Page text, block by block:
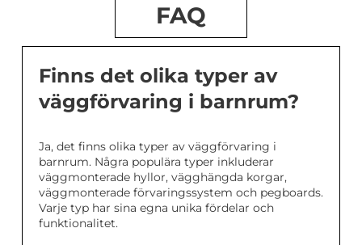
FAQ
Finns det olika typer av
väggförvaring i barnrum?
Ja, det finns olika typer av väggförvaring i
barnrum. Några populära typer inkluderar
väggmonterade hyllor, vägghängda korgar,
väggmonterade förvaringssystem och pegboards.
Varje typ har sina egna unika fördelar och
funktionalitet.